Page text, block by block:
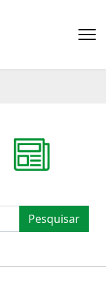
Pesquisar